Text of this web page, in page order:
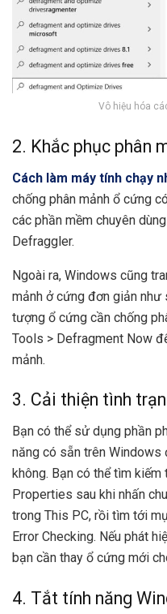
Vô hiệu hóa
2. Khắc phục phân
Cách làm máy tính chạy
chống phân mảnh ổ cứng
các phần mềm chuyên
Defraggler.
Ngoài ra, Windows cũng
mảnh ở cứng đơn giản như
tượng ổ cứng cần chống
Tools > Defragment Now
mảnh.
3. Cải thiện tình
Bạn có thể sử dụng phần
năng có sẵn trên Windows
không. Bạn có thể tìm
Properties sau khi nhấn
trong This PC, rồi tìm tới
Error Checking. Nếu phát
bạn cần thay ổ cứng mới
4. Tắt tính năng